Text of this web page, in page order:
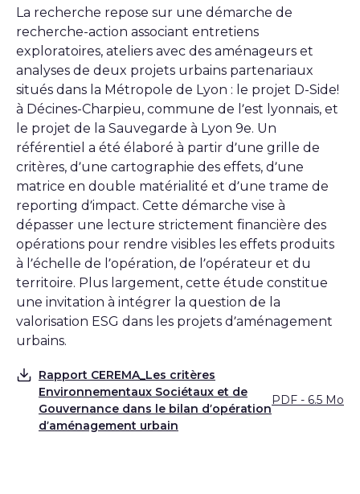
La recherche repose sur une démarche de
recherche-action associant entretiens
exploratoires, ateliers avec des aménageurs et
analyses de deux projets urbains partenariaux
situés dans la Métropole de Lyon : le projet D-Side!
à Décines-Charpieu, commune de l’est lyonnais, et
le projet de la Sauvegarde à Lyon 9e. Un
référentiel a été élaboré à partir d’une grille de
critères, d’une cartographie des effets, d’une
matrice en double matérialité et d’une trame de
reporting d’impact. Cette démarche vise à
dépasser une lecture strictement financière des
opérations pour rendre visibles les effets produits
à l’échelle de l’opération, de l’opérateur et du
territoire. Plus largement, cette étude constitue
une invitation à intégrer la question de la
valorisation ESG dans les projets d’aménagement
urbains.
Télécharger
Rapport CEREMA_Les critères
Environnementaux Sociétaux et de
Gouvernance dans le bilan d’opération
d’aménagement urbain
PDF - 6.5 Mo